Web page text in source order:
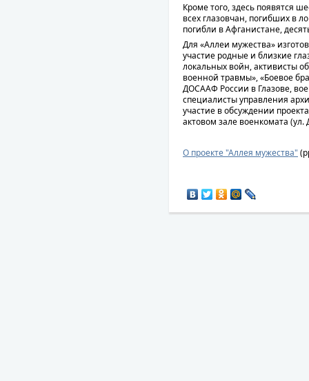
Кроме того, здесь появятся
всех глазовчан, погибших в
погибли в Афганистане,
Для «Аллеи мужества»
участие родные и близкие
локальных войн, активисты
военной травмы», «Боевое
ДОСААФ России в Глазове,
специалисты управления
участие в обсуждении
актовом зале военкомата (ул.
О проекте "Аллея мужества"